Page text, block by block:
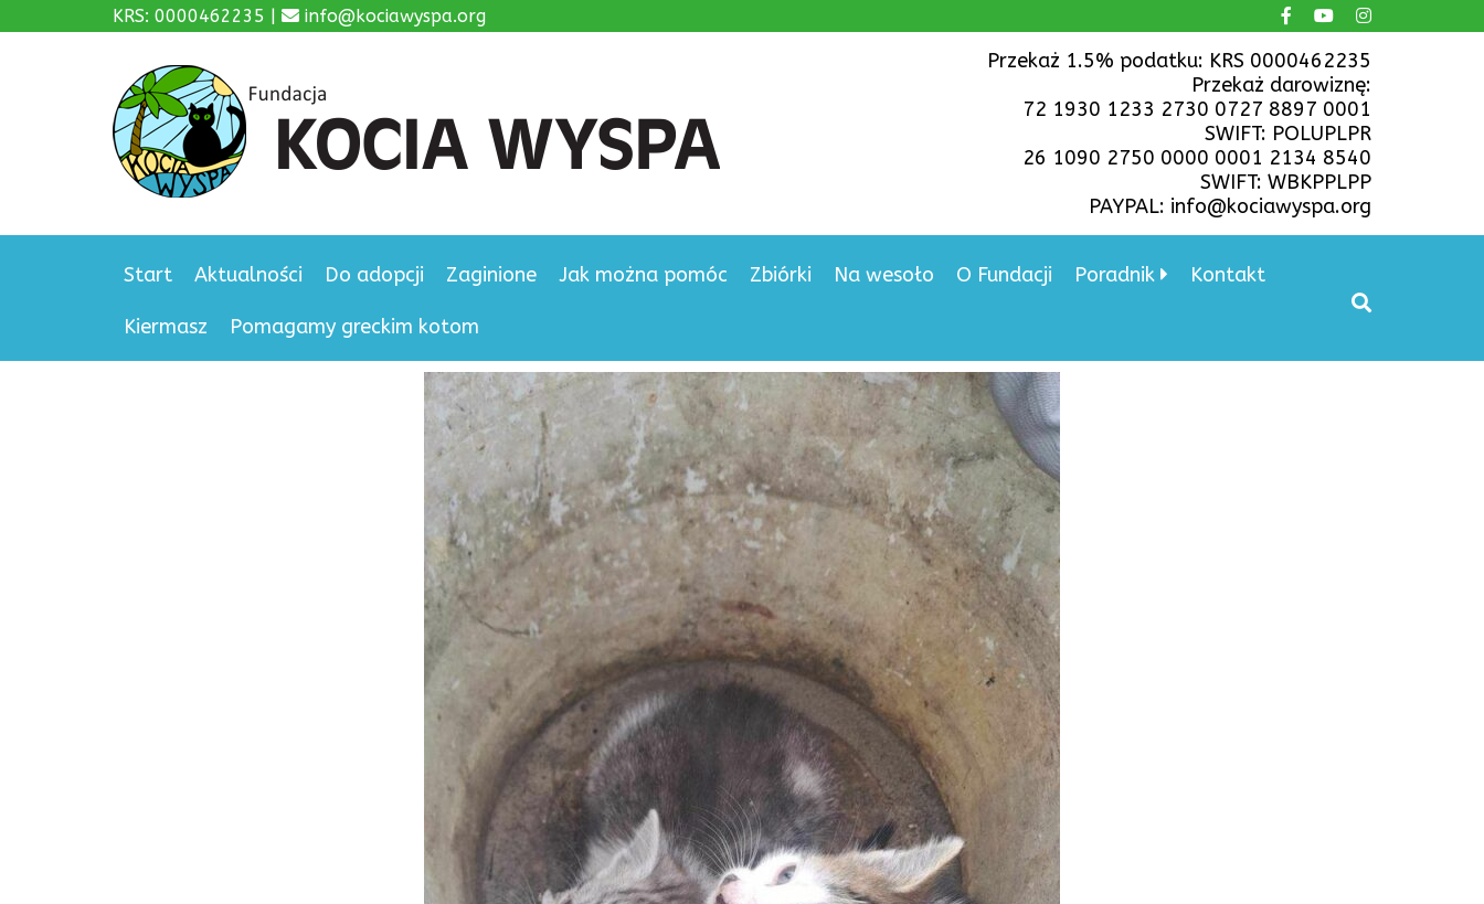
KRS: 0000462235 | info@kociawyspa.org
Przekaż 1.5% podatku: KRS 0000462235
Przekaż darowiznę:
72 1930 1233 2730 0727 8897 0001
SWIFT: POLUPLPR
26 1090 2750 0000 0001 2134 8540
SWIFT: WBKPPLPP
PAYPAL: info@kociawyspa.org
Start Aktualności Do adopcji Zaginione Jak można pomóc Zbiórki Na wesoło O Fundacji Poradnik Kontakt
Kiermasz Pomagamy greckim kotom